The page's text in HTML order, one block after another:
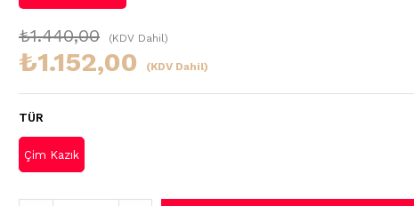
₺1.440,00 (KDV Dahil)
₺1.152,00 (KDV Dahil)
TÜR
Çim Kazık